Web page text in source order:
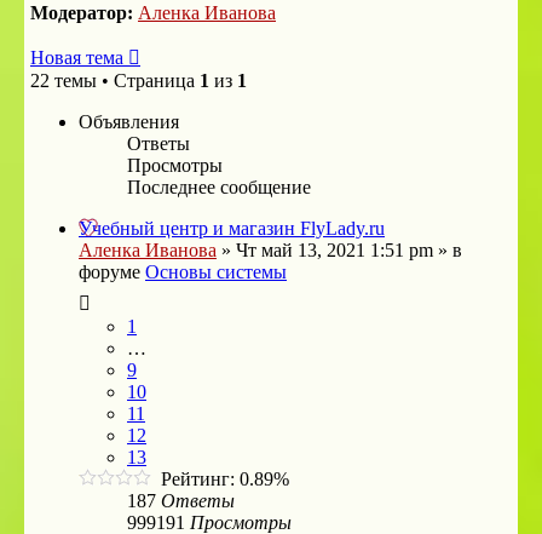
Модератор: Аленка Иванова
Новая тема
22 темы • Страница 1 из 1
Объявления
Ответы
Просмотры
Последнее сообщение
Учебный центр и магазин FlyLady.ru
Аленка Иванова » Чт май 13, 2021 1:51 pm » в
форуме Основы системы
1
…
9
10
11
12
13
Рейтинг: 0.89%
187 Ответы
999191 Просмотры